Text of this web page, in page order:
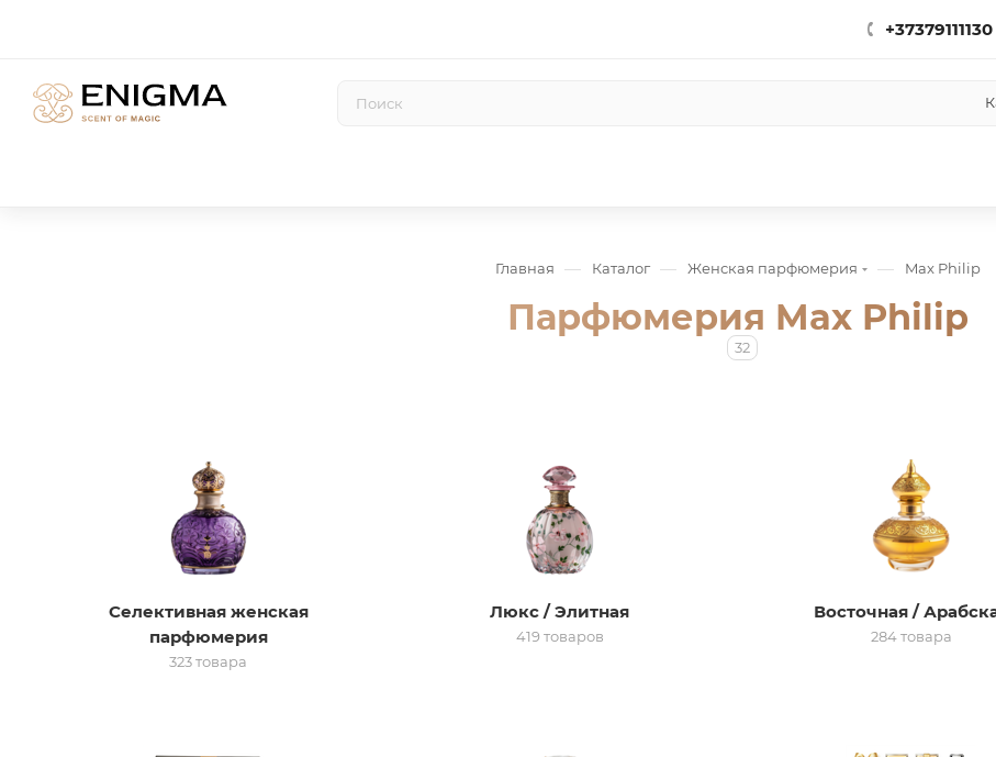
+37379111130
Главная — Каталог — Женская парфюмерия — Max Philip
Парфюмерия Max Philip
32
Селективная женская
парфюмерия
323 товара
Люкс / Элитная
419 товаров
Восточная /
284 товара